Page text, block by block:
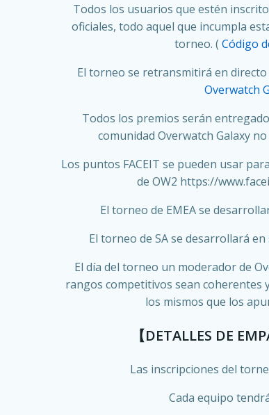
Todos los usuarios que estén
oficiales, todo aquel que incumpla
torneo. ( Código
El torneo se retransmitirá en
Overwatch
Todos los premios serán
comunidad Overwatch Galaxy
Los puntos FACEIT se pueden usar
de OW2 https://
El torneo de EMEA se
El torneo de SA se desarrollará
El día del torneo un moderador de
rangos competitivos sean coherentes
los mismos que los
【DETALLES DE
Las inscripciones del
Cada equipo